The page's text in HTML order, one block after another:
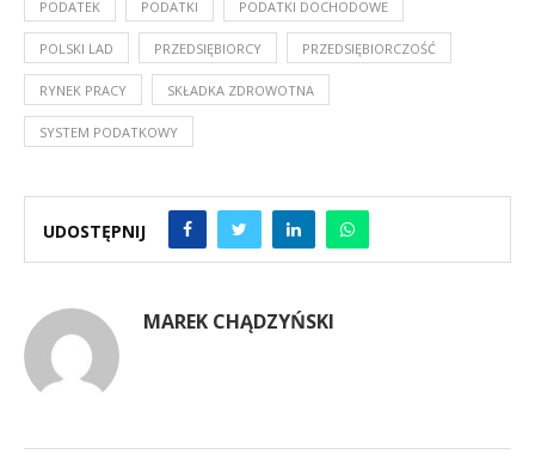
PODATEK PODATKI PODATKI DOCHODOWE
POLSKI LAD PRZEDSIĘBIORCY PRZEDSIĘBIORCZOŚĆ
RYNEK PRACY SKŁADKA ZDROWOTNA
SYSTEM PODATKOWY
UDOSTĘPNIJ
MAREK CHĄDZYŃSKI